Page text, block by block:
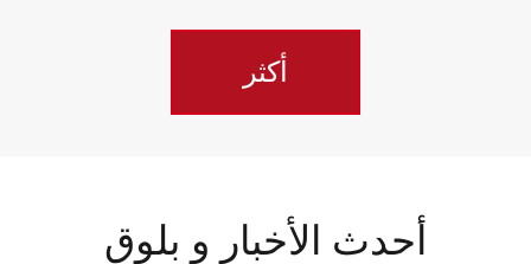
أكثر
أحدث الأخبار و بلوق